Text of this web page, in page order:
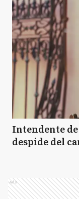
Intendente
despide del
Ads